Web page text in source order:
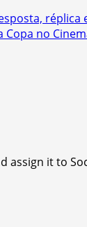
réplica
Copa no
assign it to